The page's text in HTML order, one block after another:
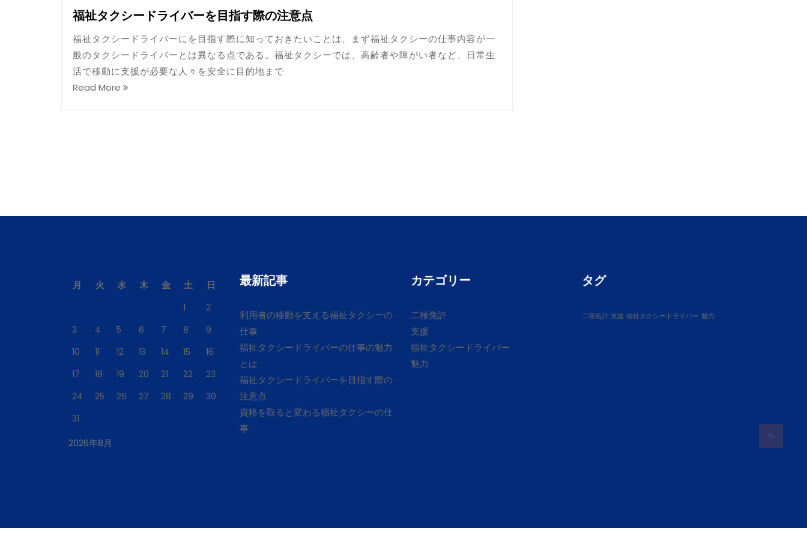
福祉タクシードライバーを目指す際の注意点
福祉タクシードライバーにを目指す際に知っておきたいことは、まず福祉タクシーの仕事内容が一
般のタクシードライバーとは異なる点である。福祉タクシーでは、高齢者や障がい者など、日常生
活で移動に支援が必要な人々を安全に目的地まで
Read More
2026年8月
月 火 水 木 金 土 日
1
2
3
4 5 6 7 8
9
10
11 12 13 14 15
16
17
18 19 20 21 22
23
24
25 26 27 28 29
30
31
最新記事
利用者の移動を支える福祉タクシーの
仕事
福祉タクシードライバーの仕事の魅力
とは
福祉タクシードライバーを目指す際の
注意点
資格を取ると変わる福祉タクシーの仕
事
カテゴリー
二種免許
支援
福祉タクシードライバー
魅力
タグ
二種免許 支援 福祉タクシードライバー 魅力